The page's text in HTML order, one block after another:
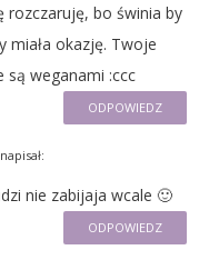
rozczaruję, bo świnia by
miała okazję. Twoje
są weganami :ccc
ODPOWIEDZ
napisał:
nie zabijaja wcale 🙂
ODPOWIEDZ